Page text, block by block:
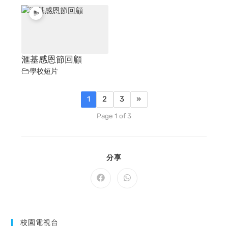
滙基感恩節回顧
學校短片
1 2 3 »
Page 1 of 3
分享
CONTENT
Opens
Opens
校園電視台